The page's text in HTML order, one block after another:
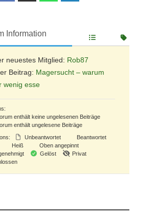
Information
neuestes Mitglied: Rob87
Beitrag: Magersucht – warum
wenig esse
enthält keine ungelesenen Beiträge
enthält ungelesene Beiträge
Unbeantwortet
Beantwortet
Heiß
Oben angepinnt
Gelöst
Privat